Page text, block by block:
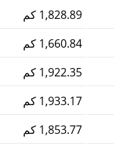
1,828.89 كم
1,660.84 كم
1,922.35 كم
1,933.17 كم
1,853.77 كم